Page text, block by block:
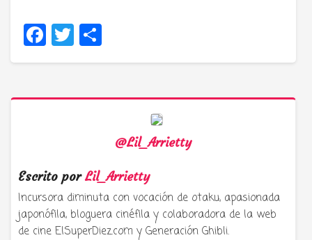
Facebook
Twitter
@Lil_Arrietty
Escrito porLil_Arrietty
Incursora diminuta con vocación de otaku, apasionada
japonófila, bloguera cinéfila y colaboradora de la web
de cine ElSuperDiez.com y Generación Ghibli.